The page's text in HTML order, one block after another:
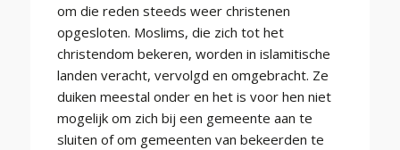
om die reden steeds weer christenen
opgesloten. Moslims, die zich tot het
christendom bekeren, worden in islamitische
landen veracht, vervolgd en omgebracht. Ze
duiken meestal onder en het is voor hen niet
mogelijk om zich bij een gemeente aan te
sluiten of om gemeenten van bekeerden te